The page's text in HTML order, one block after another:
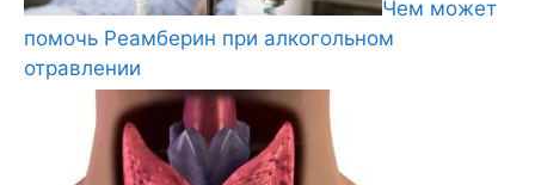
Чем может
помочь Реамберин при алкогольном
отравлении